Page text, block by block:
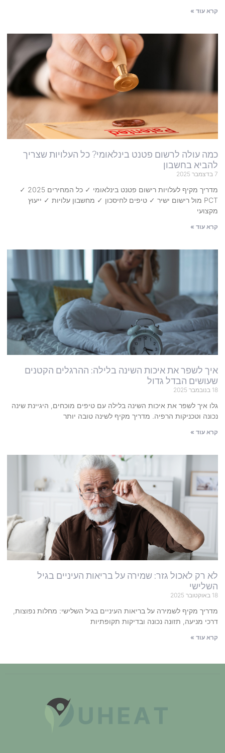
קרא עוד »
כמה עולה לרשום פטנט בינלאומי? כל העלויות שצריך
להביא בחשבון
7 בדצמבר 2025
מדריך מקיף לעלויות רישום פטנט בינלאומי ✓ כל המחירים 2025 ✓
PCT מול רישום ישיר ✓ טיפים לחיסכון ✓ מחשבון עלויות ✓ ייעוץ
מקצועי
קרא עוד »
איך לשפר את איכות השינה בלילה: ההרגלים הקטנים
שעושים הבדל גדול
18 בנובמבר 2025
גלו איך לשפר את איכות השינה בלילה עם טיפים מוכחים, היגיינת שינה
נכונה וטכניקות הרפיה. מדריך מקיף לשינה טובה יותר
קרא עוד »
לא רק לאכול גזר: שמירה על בריאות העיניים בגיל
השלישי
18 באוקטובר 2025
מדריך מקיף לשמירה על בריאות העיניים בגיל השלישי: מחלות נפוצות,
דרכי מניעה, תזונה נכונה ובדיקות תקופתיות
קרא עוד »